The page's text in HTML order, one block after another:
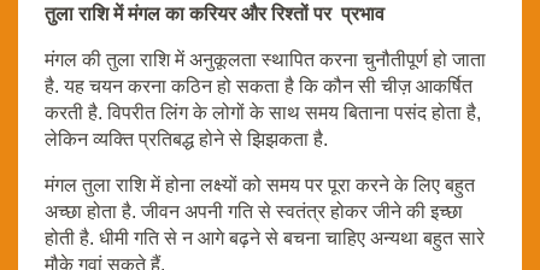
तुला राशि में मंगल का करियर और रिश्तों पर प्रभाव
मंगल की तुला राशि में अनुकूलता स्थापित करना चुनौतीपूर्ण हो जाता
है. यह चयन करना कठिन हो सकता है कि कौन सी चीज़ आकर्षित
करती है. विपरीत लिंग के लोगों के साथ समय बिताना पसंद होता है,
लेकिन व्यक्ति प्रतिबद्ध होने से झिझकता है.
मंगल तुला राशि में होना लक्ष्यों को समय पर पूरा करने के लिए बहुत
अच्छा होता है. जीवन अपनी गति से स्वतंत्र होकर जीने की इच्छा
होती है. धीमी गति से न आगे बढ़ने से बचना चाहिए अन्यथा बहुत सारे
मौके गवां सकते हैं.